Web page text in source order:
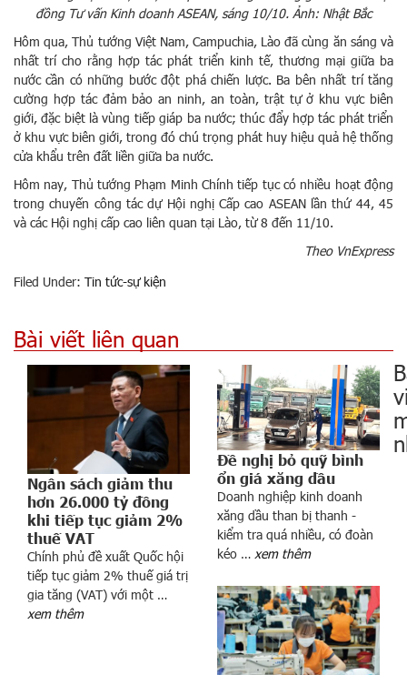
đồng Tư vấn Kinh doanh ASEAN, sáng 10/10. Ảnh: Nhật Bắc
Hôm qua, Thủ tướng Việt Nam, Campuchia, Lào đã cùng ăn sáng và
nhất trí cho rằng hợp tác phát triển kinh tế, thương mại giữa ba
nước cần có những bước đột phá chiến lược. Ba bên nhất trí tăng
cường hợp tác đảm bảo an ninh, an toàn, trật tự ở khu vực biên
giới, đặc biệt là vùng tiếp giáp ba nước; thúc đẩy hợp tác phát triển
ở khu vực biên giới, trong đó chú trọng phát huy hiệu quả hệ thống
cửa khẩu trên đất liền giữa ba nước.
Hôm nay, Thủ tướng Phạm Minh Chính tiếp tục có nhiều hoạt động
trong chuyến công tác dự Hội nghị Cấp cao ASEAN lần thứ 44, 45
và các Hội nghị cấp cao liên quan tại Lào, từ 8 đến 11/10.
Theo VnExpress
Filed Under: Tin tức-sự kiện
Bài viết liên quan
Ngân sách giảm thu
hơn 26.000 tỷ đồng
khi tiếp tục giảm 2%
thuế VAT
Chính phủ đề xuất Quốc hội
tiếp tục giảm 2% thuế giá trị
gia tăng (VAT) với một …
xem thêm
Đề nghị bỏ quỹ bình
ổn giá xăng dầu
Doanh nghiệp kinh doanh
xăng dầu than bị thanh -
kiểm tra quá nhiều, có đoàn
kéo … xem thêm